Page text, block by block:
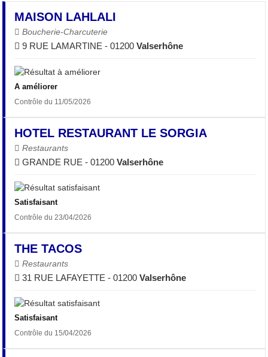
MAISON LAHLALI
Boucherie-Charcuterie
9 RUE LAMARTINE - 01200Valserhône
A améliorer
Contrôle du 11/05/2026
HOTEL RESTAURANT LE SORGIA
Restaurants
GRANDE RUE - 01200Valserhône
Satisfaisant
Contrôle du 23/04/2026
THE TACOS
Restaurants
31 RUE LAFAYETTE - 01200Valserhône
Satisfaisant
Contrôle du 15/04/2026